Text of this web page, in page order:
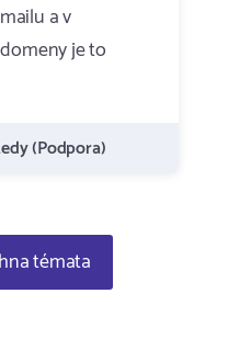
a v
je to
(Podpora)
témata